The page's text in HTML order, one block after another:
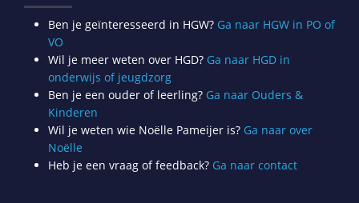
Ben je geïnteresseerd in HGW? Ga naar HGW in PO of
VO
Wil je meer weten over HGD? Ga naar HGD in
onderwijs of jeugdzorg
Ben je een ouder of leerling? Ga naar Ouders &
Kinderen
Wil je weten wie Noëlle Pameijer is? Ga naar over
Noëlle
Heb je een vraag of feedback? Ga naar contact